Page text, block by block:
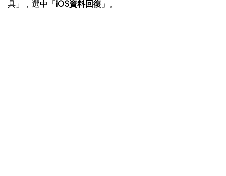
具」，選中「 iOS資料回復 」。